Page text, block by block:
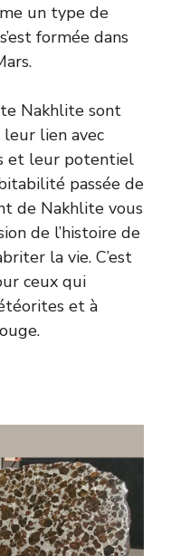
un type de
formée dans
Nakhlite sont
lien avec
et leur potentiel
passée de
de Nakhlite vous
de l’histoire de
la vie. C’est
ceux qui
et à